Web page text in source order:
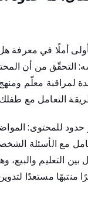
أملًا في معرفة
التحقّق من أن
لمراقبة معلّم
التعامل مع
للمحتوى:
مع الأسئلة
التعليم والبيع،
مستعدًا